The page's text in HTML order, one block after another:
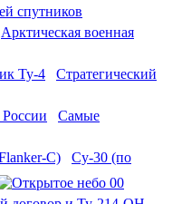
спутников
Арктическая военная
Стратегический
Самые
Су-30 (по